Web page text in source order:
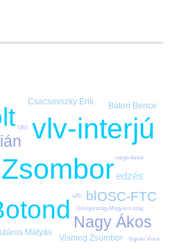
vlv-interjú
Nagy Ákos
blOSC-FTC
edzés
Bátori Bence
Csacsovszky Erik
Mátyás
Vismeg Zsombor
Görögország-Magyarország
OB1
u20
varga dániel
Vigvári Vince